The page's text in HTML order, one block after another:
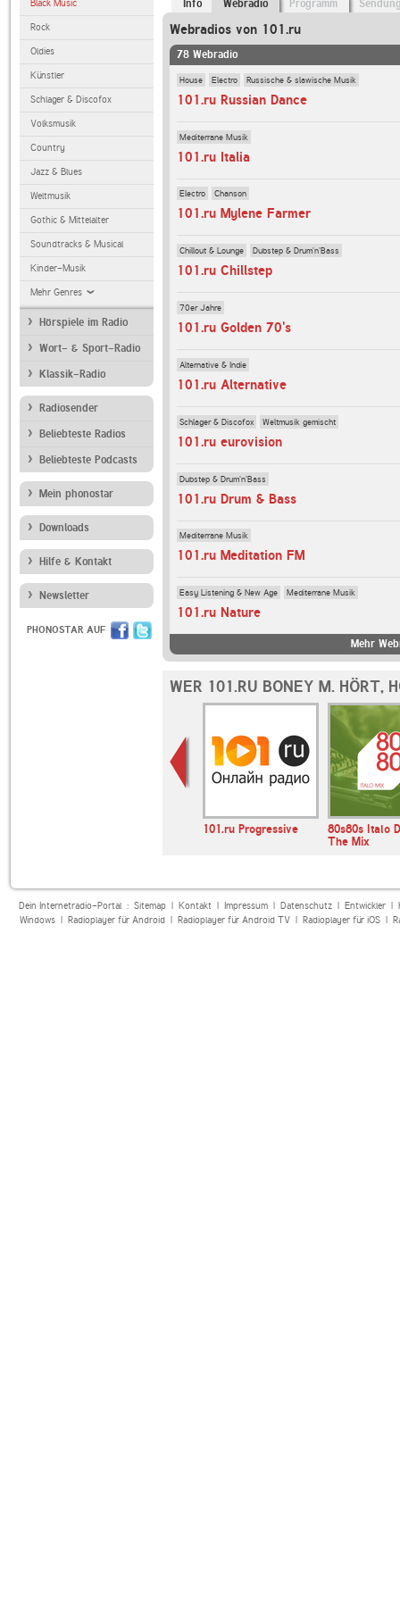
Black Music
Rock
Oldies
Künstler
Schlager & Discofox
Volksmusik
Country
Jazz & Blues
Weltmusik
Gothic & Mittelalter
Soundtracks & Musical
Kinder-Musik
Mehr Genres
Hörspiele im Radio
Wort- & Sport-Radio
Klassik-Radio
Radiosender
Beliebteste Radios
Beliebteste Podcasts
Mein phonostar
Downloads
Hilfe & Kontakt
Newsletter
PHONOSTAR AUF
Info Webradio Programm
Webradios von 101.ru
78 Webradio
House Electro Russische & slawische Musik
101.ru Russian Dance
Mediterrane Musik
101.ru Italia
Electro Chanson
101.ru Mylene Farmer
Chillout & Lounge Dubstep & Drum'n'Bass
101.ru Chillstep
70er Jahre
101.ru Golden 70's
Alternative & Indie
101.ru Alternative
Schlager & Discofox Weltmusik gemischt
101.ru eurovision
Dubstep & Drum'n'Bass
101.ru Drum & Bass
Mediterrane Musik
101.ru Meditation FM
Easy Listening & New Age Mediterrane Musik
101.ru Nature
Mehr
WER 101.RU BONEY M. HÖRT,
101.ru Progressive
80s80s Italo
The Mix
Dein Internetradio-Portal : Sitemap| Kontakt| Impressum| Datenschutz| Entwickler|
Windows| Radioplayer für Android| Radioplayer für Android TV| Radioplayer für iOS|